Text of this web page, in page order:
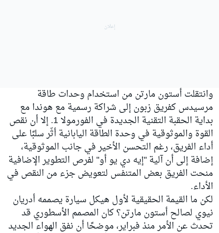
وانتقلت أستون مارتن من استخدام وحدات طاقة
مرسيدس كفريق زبون إلى شراكة رسمية مع هوندا مع
بداية الحقبة التقنية الجديدة في الفورمولا 1. إلا أن نقص
القوة والموثوقية في وحدة الطاقة اليابانية أثّر سلبًا على
أداء الفريق، رغم التحسن الأخير في جانب الموثوقية،
إضافة إلى أن آلية "إيه دي يو أو" لفرص التطوير الإضافية
منحت الفريق بعض المتنفس لتعويض جزء من النقص في
الأداء.
لكن ما القيمة الحقيقية لأول هيكل سيارة يصممه أدريان
نيوي لصالح أستون مارتن؟ كان المصمم الأسطوري قد
تحدث عن الأمر منذ فبراير، موضحًا أن نفق الهواء الجديد